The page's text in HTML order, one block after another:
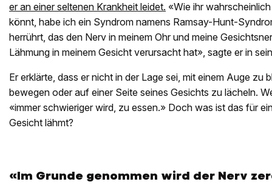
er an einer seltenen Krankheit leidet. «Wie ihr
könnt, habe ich ein Syndrom namens Ramsay-Hunt-
herrührt, das den Nerv in meinem Ohr und meine
Lähmung in meinem Gesicht verursacht hat», sagte er in
Er erklärte, dass er nicht in der Lage sei, mit einem Auge zu
bewegen oder auf einer Seite seines Gesichts zu lächeln.
«immer schwieriger wird, zu essen.» Doch was ist das für
Gesicht lähmt?
«Im Grunde genommen wird der Nerv